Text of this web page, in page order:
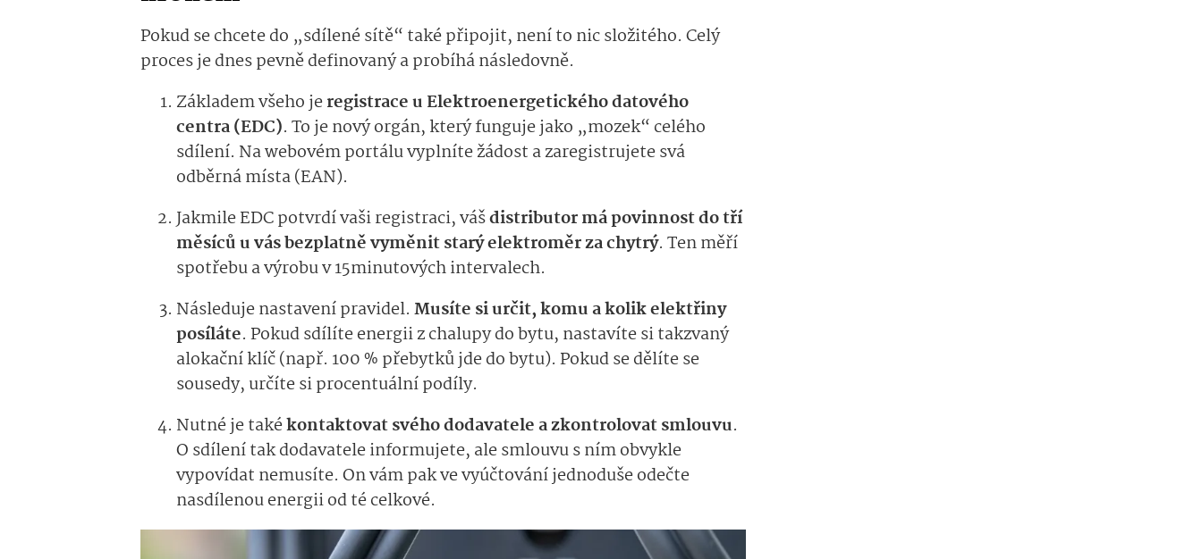
Pokud se chcete do „sdílené sítě“ také připojit, není to nic složitého. Celý
proces je dnes pevně definovaný a probíhá následovně.
Základem všeho jeregistrace u Elektroener­getického datového
centra (EDC). To je nový orgán, který funguje jako „mozek“ celého
sdílení. Na webovém portálu vyplníte žádost a zaregistrujete svá
odběrná místa (EAN).
Jakmile EDC potvrdí vaši registraci, vášdistributor má povinnost do tří
měsíců u vás bezplatně vyměnit starý elektroměr za chytrý. Ten měří
spotřebu a výrobu v 15minutových intervalech.
Následuje nastavení pravidel. Musíte si určit, komu a kolik elektřiny
posíláte. Pokud sdílíte energii z chalupy do bytu, nastavíte si takzvaný
alokační klíč (např. 100 % přebytků jde do bytu). Pokud se dělíte se
sousedy, určíte si procentuální podíly.
Nutné je takékontaktovat svého dodavatele a zkontrolovat smlouvu.
O sdílení tak dodavatele informujete, ale smlouvu s ním obvykle
vypovídat nemusíte. On vám pak ve vyúčtování jednoduše odečte
nasdílenou energii od té celkové.